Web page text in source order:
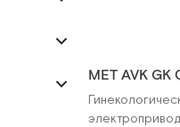
MET AVK GK